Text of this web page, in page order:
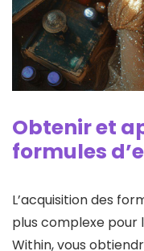
Obtenir et
formules
L’acquisition des
plus complexe pour
Within, vous